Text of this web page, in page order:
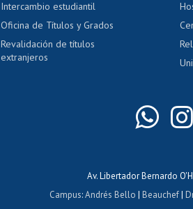
Intercambio estudiantil
Oficina de Títulos y Grados
Revalidación de títulos
extranjeros
Av. Libertador Bernardo
Campus:Andrés Bello | Beauchef|